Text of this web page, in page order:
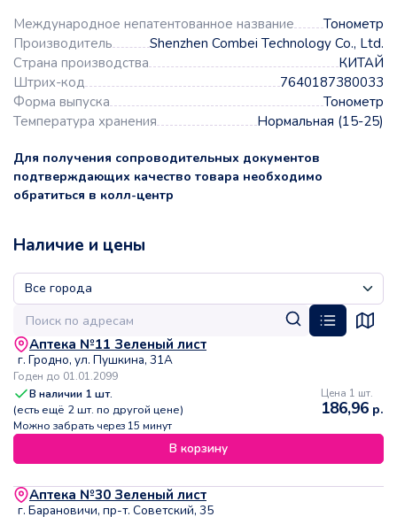
Международное непатентованное название
Тонометр
Производитель
Shenzhen Combei Technology Co., Ltd.
Страна производства
КИТАЙ
Штрих-код
7640187380033
Форма выпуска
Тонометр
Температура хранения
Нормальная (15-25)
Для получения сопроводительных документов
подтверждающих качество товара необходимо
обратиться в колл-центр
Наличие и цены
Аптека №11 Зеленый лист
г. Гродно, ул. Пушкина, 31А
Годен до 01.01.2099
В наличии 1 шт.
(есть ещё 2шт. по другой цене)
Можно забрать через 15 минут
Цена 1 шт.
186,96 р.
В корзину
Аптека №30 Зеленый лист
г. Барановичи, пр-т. Советский, 35